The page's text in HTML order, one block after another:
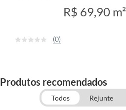
R$ 69,90 m²
(0)
Produtos recomendados
Todos Rejunte